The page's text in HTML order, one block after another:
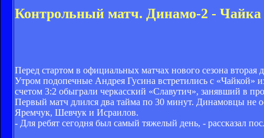
Контрольный матч. Динамо-2 -
Перед стартом в официальных матчах нового сезона
Утром подопечные Андрея Гусина встретились с «Чайкой»
счетом 3:2 обыграли черкасский «Славутич», занявший в
Первый матч длился два тайма по 30 минут. Динамовцы не
Яремчук, Шевчук и Исраилов.
- Для ребят сегодня был самый тяжелый день, - рассказал